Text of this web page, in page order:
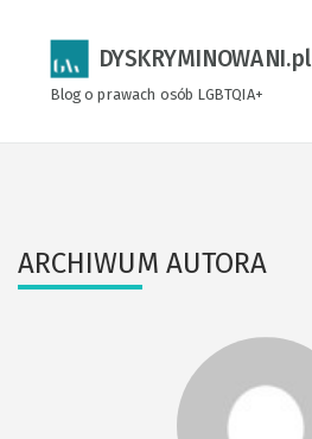
DYSKRYMINOWANI.pl
Blog o prawach osób LGBTQIA+
ARCHIWUM AUTORA